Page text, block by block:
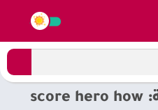
ضع الكلمة المناسبة: score hero how